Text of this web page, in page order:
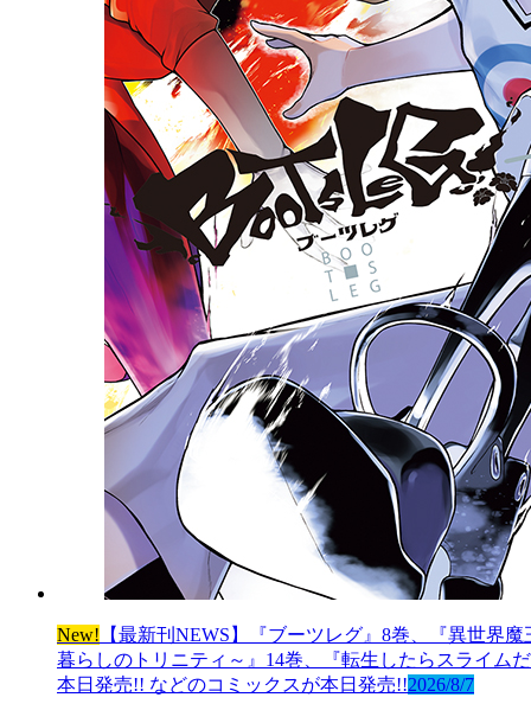
New! 【最新刊NEWS】『ブーツレグ』8巻、『異世界
暮らしのトリニティ～』14巻、『転生したらスライム
本日発売!! などのコミックスが本日発売!!2026/8/7